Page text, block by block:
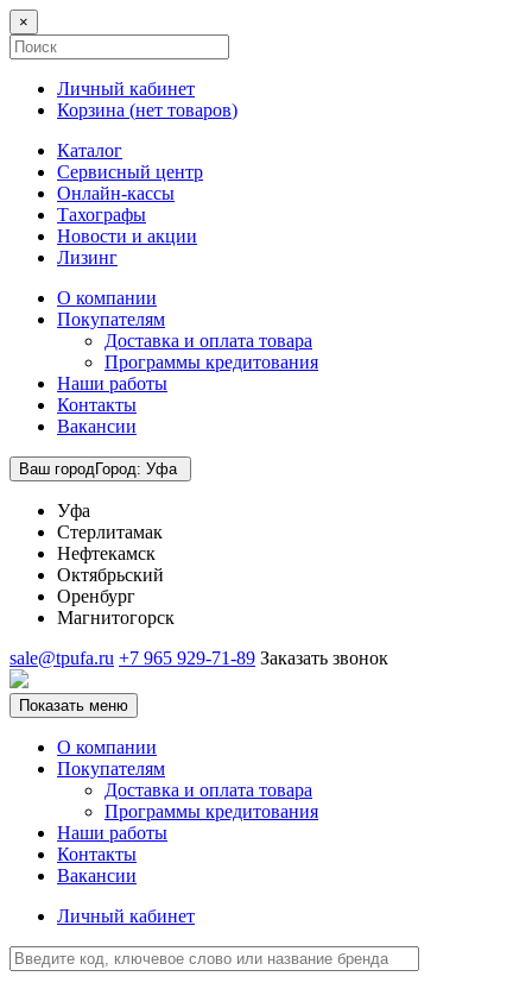
×
Личный кабинет
Корзина (нет товаров)
Каталог
Сервисный центр
Онлайн-кассы
Тахографы
Новости и акции
Лизинг
О компании
Покупателям
Доставка и оплата товара
Программы кредитования
Наши работы
Контакты
Вакансии
Ваш городГород: Уфа
Уфа
Стерлитамак
Нефтекамск
Октябрьский
Оренбург
Магнитогорск
sale@tpufa.ru +7 965 929-71-89 Заказать звонок
Показать меню
О компании
Покупателям
Доставка и оплата товара
Программы кредитования
Наши работы
Контакты
Вакансии
Личный кабинет